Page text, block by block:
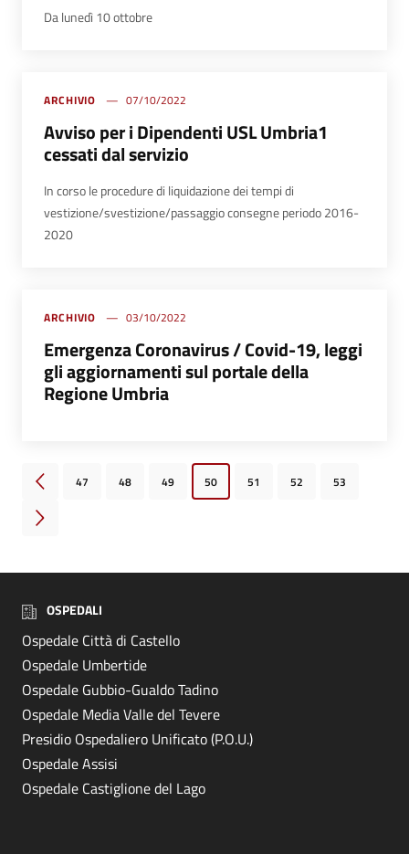
Da lunedì 10 ottobre
ARCHIVIO 07/10/2022
Avviso per i Dipendenti USL Umbria1
cessati dal servizio
In corso le procedure di liquidazione dei tempi di
vestizione/svestizione/passaggio consegne periodo 2016-
2020
ARCHIVIO 03/10/2022
Emergenza Coronavirus / Covid-19, leggi
gli aggiornamenti sul portale della
Regione Umbria
Pagina precedente
47 48 49 50 51 52 53
Pagina successiva
OSPEDALI
Ospedale Città di Castello
Ospedale Umbertide
Ospedale Gubbio-Gualdo Tadino
Ospedale Media Valle del Tevere
Presidio Ospedaliero Unificato (P.O.U.)
Ospedale Assisi
Ospedale Castiglione del Lago